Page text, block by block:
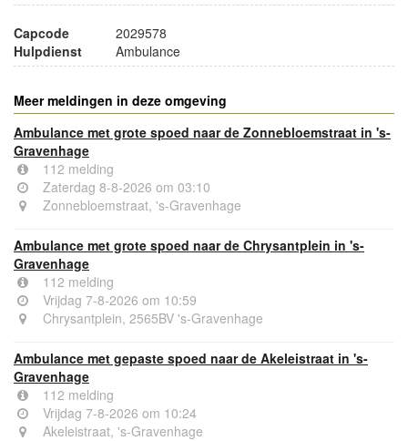
Capcode
2029578
Hulpdienst
Ambulance
Meer meldingen in deze omgeving
Ambulance met grote spoed naar de Zonnebloemstraat in 's-
Gravenhage
112 melding
Zaterdag 8-8-2026 om 03:10
Zonnebloemstraat, 's-Gravenhage
Ambulance met grote spoed naar de Chrysantplein in 's-
Gravenhage
112 melding
Vrijdag 7-8-2026 om 10:59
Chrysantplein, 2565BV 's-Gravenhage
Ambulance met gepaste spoed naar de Akeleistraat in 's-
Gravenhage
112 melding
Vrijdag 7-8-2026 om 10:24
Akeleistraat, 's-Gravenhage